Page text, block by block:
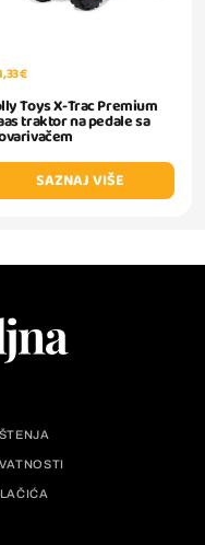
€
Toys X-Trac Premium
traktor na pedale sa
SAZNAJ VIŠE